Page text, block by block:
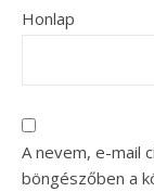
Honlap
A nevem, e-mail
böngészőben a